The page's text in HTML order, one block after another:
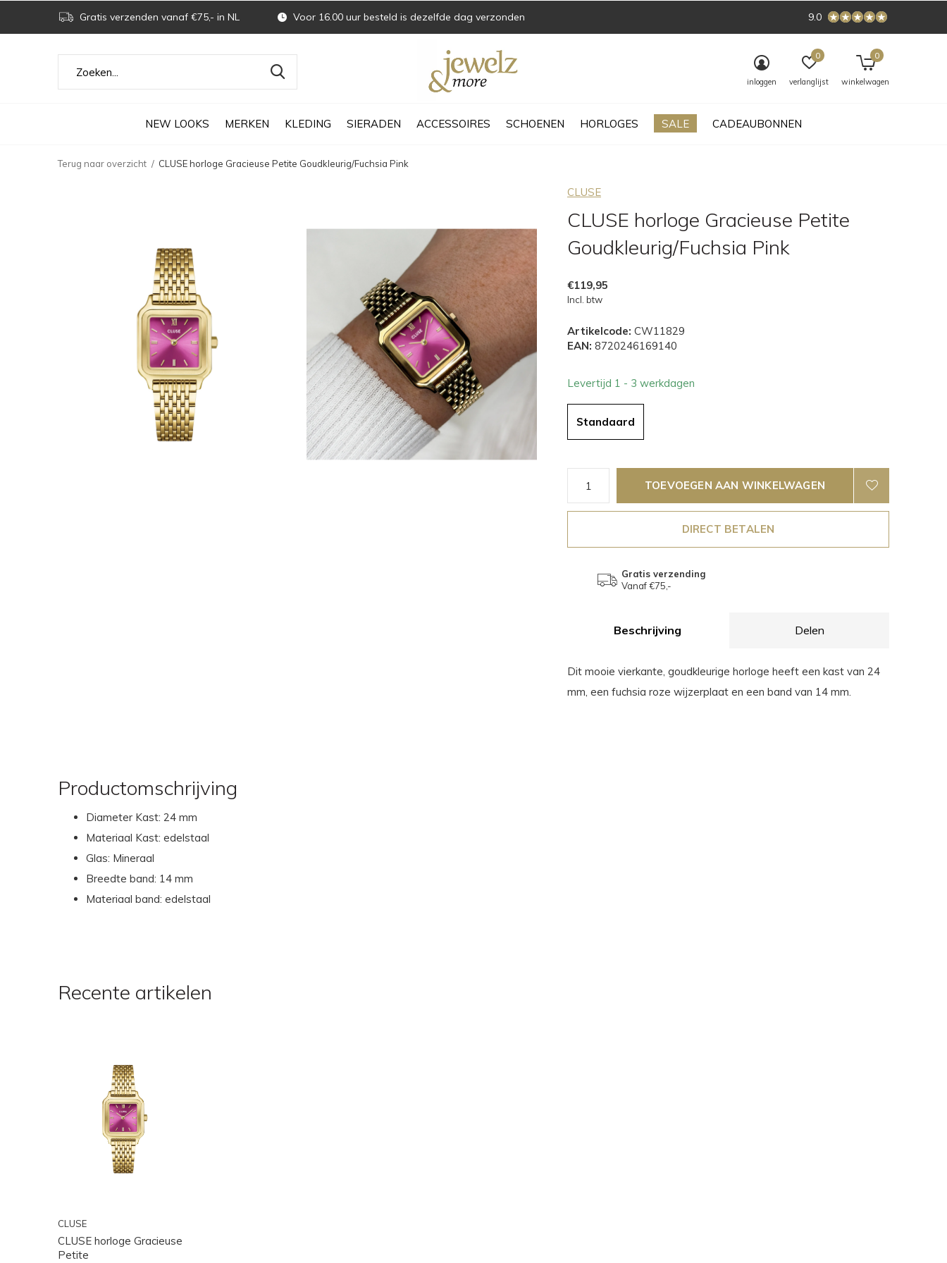
NEW LOOKS MERKEN KLEDING SIERADEN ACCESSOIRES SCHOENEN HORLOGES SALE CADEAUBONNEN
inloggen verlanglijst
0
winkelwagen
0
Gratis verzenden vanaf €75,- in NL Voor 16.00 uur besteld is dezelfde dag verzonden 9.0
Terug naar overzicht CLUSE horloge Gracieuse Petite Goudkleurig/Fuchsia Pink
CLUSE
CLUSE horloge Gracieuse Petite
Goudkleurig/Fuchsia Pink
€119,95
Incl. btw
Artikelcode: CW11829
EAN: 8720246169140
Levertijd 1 - 3 werkdagen
Standaard
TOEVOEGEN AAN WINKELWAGEN
DIRECT BETALEN
Gratis verzending
Vanaf €75,-
Beschrijving Delen
Dit mooie vierkante, goudkleurige horloge heeft een kast van 24
mm, een fuchsia roze wijzerplaat en een band van 14 mm.
Productomschrijving
Diameter Kast: 24 mm
Materiaal Kast: edelstaal
Glas: Mineraal
Breedte band: 14 mm
Materiaal band: edelstaal
Recente artikelen
CLUSE
CLUSE horloge Gracieuse
Petite